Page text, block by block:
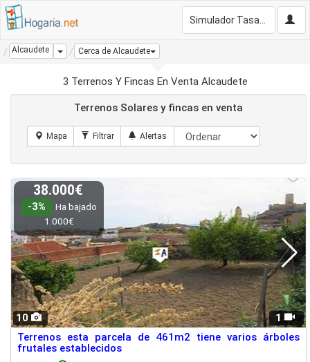
Alcaudete Dropdown
Cerca de Alcaudete
3 Terrenos Y Fincas En Venta Alcaudete
Terrenos Solares y fincas en venta
10 1
38.000€
-3%
Ha bajado
1.000€
Terrenos esta parcela de 461m2 tiene varios árboles
frutales establecidos